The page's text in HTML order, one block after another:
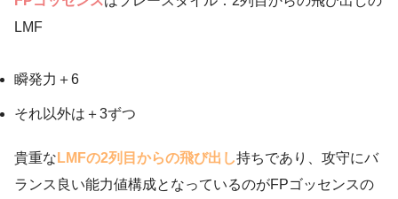
LMF
瞬発力＋6
それ以外は＋3ずつ
貴重な LMFの2列目からの飛び出し持ちであり、攻守にバ
ランス良い能力値構成となっているのがFPゴッセンスの